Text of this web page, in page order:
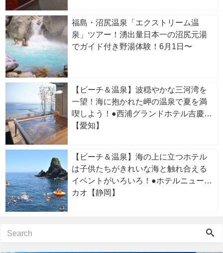
福島・沼尻温泉「エクストリーム温
泉」ツアー！湧出量日本一の沼尻元湯
でガイド付き野湯体験！6月1日〜
【ビーチ＆温泉】波穏やかな三河湾を
一望！海に抱かれた岬の温泉で夏を満
喫しよう！●西浦グランドホテル吉慶
【愛知】
【ビーチ＆温泉】海の上に立つホテル
は子供たちがきれいな海と触れ合える
イベントがいろいろ！●ホテルニューア
カオ【静岡】